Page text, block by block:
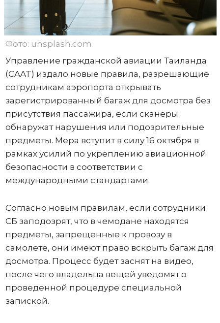
Фото: unsplash.com
Управление гражданской авиации Таиланда
(CAAT) издало новые правила, разрешающие
сотрудникам аэропорта открывать
зарегистрированный багаж для досмотра без
присутствия пассажира, если сканеры
обнаружат нарушения или подозрительные
предметы. Мера вступит в силу 16 октября в
рамках усилий по укреплению авиационной
безопасности в соответствии с
международными стандартами.
Согласно новым правилам, если сотрудники
СБ заподозрят, что в чемодане ​​находятся
предметы, запрещенные к провозу в
самолете, они имеют право вскрыть багаж для
досмотра. Процесс будет заснят на видео,
после чего владельца вещей уведомят о
проведенной процедуре специальной
запиской.